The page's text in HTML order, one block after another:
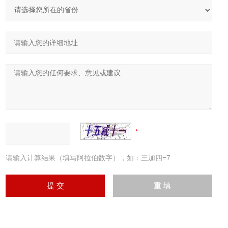
请输入计算结果（填写阿拉伯数字），如：三加四=7